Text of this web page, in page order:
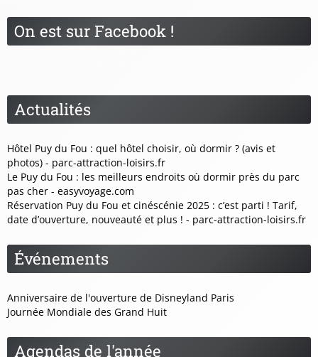
On est sur Facebook !
Actualités
Hôtel Puy du Fou : quel hôtel choisir, où dormir ? (avis et
photos) - parc-attraction-loisirs.fr
Le Puy du Fou : les meilleurs endroits où dormir près du parc
pas cher - easyvoyage.com
Réservation Puy du Fou et cinéscénie 2025 : c’est parti ! Tarif,
date d’ouverture, nouveauté et plus ! - parc-attraction-loisirs.fr
Événements
Anniversaire de l'ouverture de Disneyland Paris
Journée Mondiale des Grand Huit
Agendas de l'année